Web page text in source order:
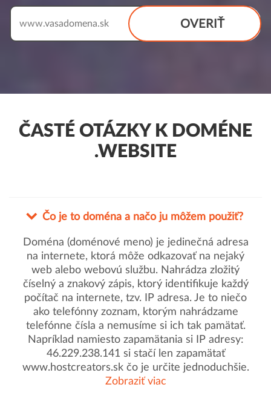
OVERIŤ
www.
ČASTÉ OTÁZKY K DOMÉNE
.WEBSITE
Čo je to doména a načo ju môžem použiť?
Doména (doménové meno) je jedinečná adresa
na internete, ktorá môže odkazovať na nejaký
web alebo webovú službu. Nahrádza zložitý
číselný a znakový zápis, ktorý identifikuje každý
počítač na internete, tzv. IP adresa. Je to niečo
ako telefónny zoznam, ktorým nahrádzame
telefónne čísla a nemusíme si ich tak pamätať.
Napríklad namiesto zapamätania si IP adresy:
46.229.238.141 si stačí len zapamätať
www.hostcreators.sk čo je určite jednoduchšie.
Zobraziť viac